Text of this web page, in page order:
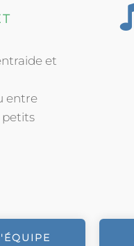
et
entre
petits